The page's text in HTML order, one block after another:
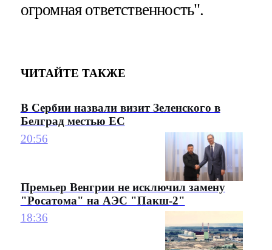
огромная ответственность".
ЧИТАЙТЕ ТАКЖЕ
В Сербии назвали визит Зеленского в
Белград местью ЕС
20:56
Премьер Венгрии не исключил замену
"Росатома" на АЭС "Пакш-2"
18:36